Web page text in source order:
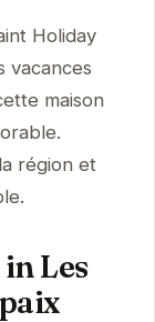
Holiday
vacances
maison
région et
Les